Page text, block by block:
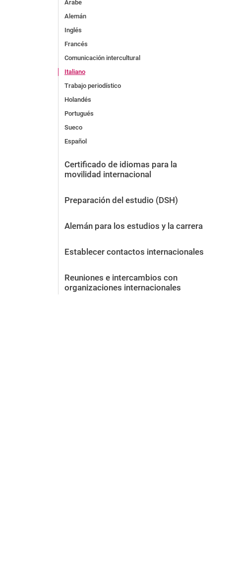
Árabe
Alemán
Inglés
Francés
Comunicación intercultural
Italiano
Trabajo periodístico
Holandés
Portugués
Sueco
Español
Certificado de idiomas para la
movilidad internacional
Preparación del estudio (DSH)
Alemán para los estudios y la carrera
Establecer contactos internacionales
Reuniones e intercambios con
organizaciones internacionales